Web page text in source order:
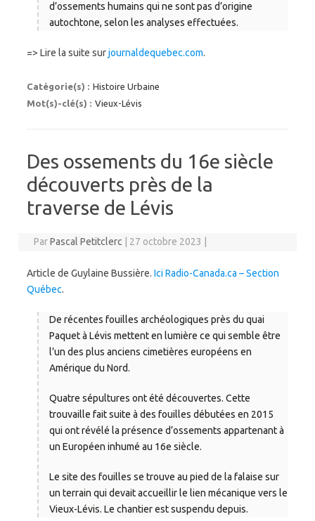
d’ossements humains qui ne sont pas d’origine
autochtone, selon les analyses effectuées.
=> Lire la suite surjournaldequebec.com.
Catégorie(s) : Histoire Urbaine
Mot(s)-clé(s) : Vieux-Lévis
Des ossements du 16e siècle
découverts près de la
traverse de Lévis
ParPascal Petitclerc 27 octobre 2023
Article de Guylaine Bussière. Ici Radio-Canada.ca – Section
Québec.
De récentes fouilles archéologiques près du quai
Paquet à Lévis mettent en lumière ce qui semble être
l’un des plus anciens cimetières européens en
Amérique du Nord.
Quatre sépultures ont été découvertes. Cette
trouvaille fait suite à des fouilles débutées en 2015
qui ont révélé la présence d’ossements appartenant à
un Européen inhumé au 16e siècle.
Le site des fouilles se trouve au pied de la falaise sur
un terrain qui devait accueillir le lien mécanique vers le
Vieux-Lévis. Le chantier est suspendu depuis.